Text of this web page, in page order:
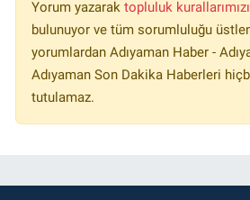
Yorum yazarak topluluk kurallarımızı
bulunuyor ve tüm sorumluluğu
yorumlardan Adıyaman Haber -
Adıyaman Son Dakika Haberleri
tutulamaz.